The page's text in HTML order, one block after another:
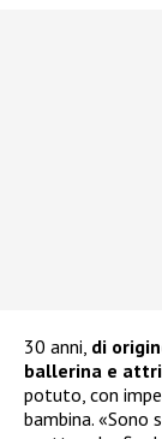
30 anni, di
ballerina e
potuto, con
bambina.